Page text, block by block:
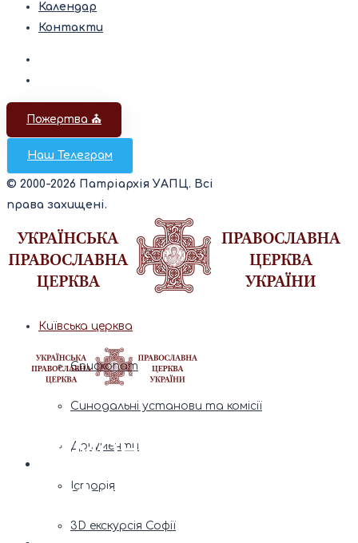
Календар
Контакти
Пожертва ⛪️
Наш Телеграм
© 2000-2026 Патріархія УАПЦ. Всі
права захищені.
Київська церква
Єпископат
Синодальні установи та комісії
Документи
Історія
3D екскурсія Софії
архімандрит
Онуфрій